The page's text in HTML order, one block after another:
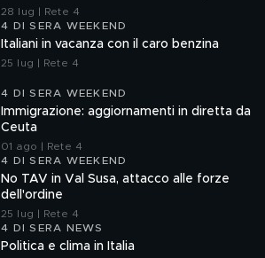
33 è la pistola fumante
28 lug | Rete 4
4 DI SERA WEEKEND
Italiani in vacanza con il caro benzina
25 lug | Rete 4
4 DI SERA WEEKEND
Immigrazione: aggiornamenti in diretta da
Ceuta
01 ago | Rete 4
4 DI SERA WEEKEND
No TAV in Val Susa, attacco alle forze
dell'ordine
25 lug | Rete 4
4 DI SERA NEWS
Politica e clima in Italia